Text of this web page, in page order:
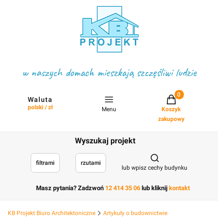
w naszych domach mieszkają szczęśliwi ludzie
Waluta
polski / zł Menu
Projekty w
Koszyk
zakupowy
Wyszukaj projekt
filtrami rzutami
Otwórz
lub wpisz cechy budynku
Masz pytania? Zadzwoń 12 414 35 06 lub kliknij kontakt
KB Projekt Biuro Architektoniczne Artykuły o budownictwie